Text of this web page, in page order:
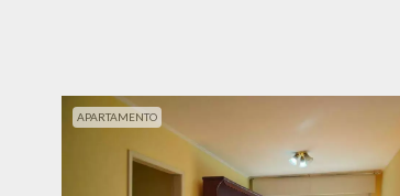
APARTAMENTO